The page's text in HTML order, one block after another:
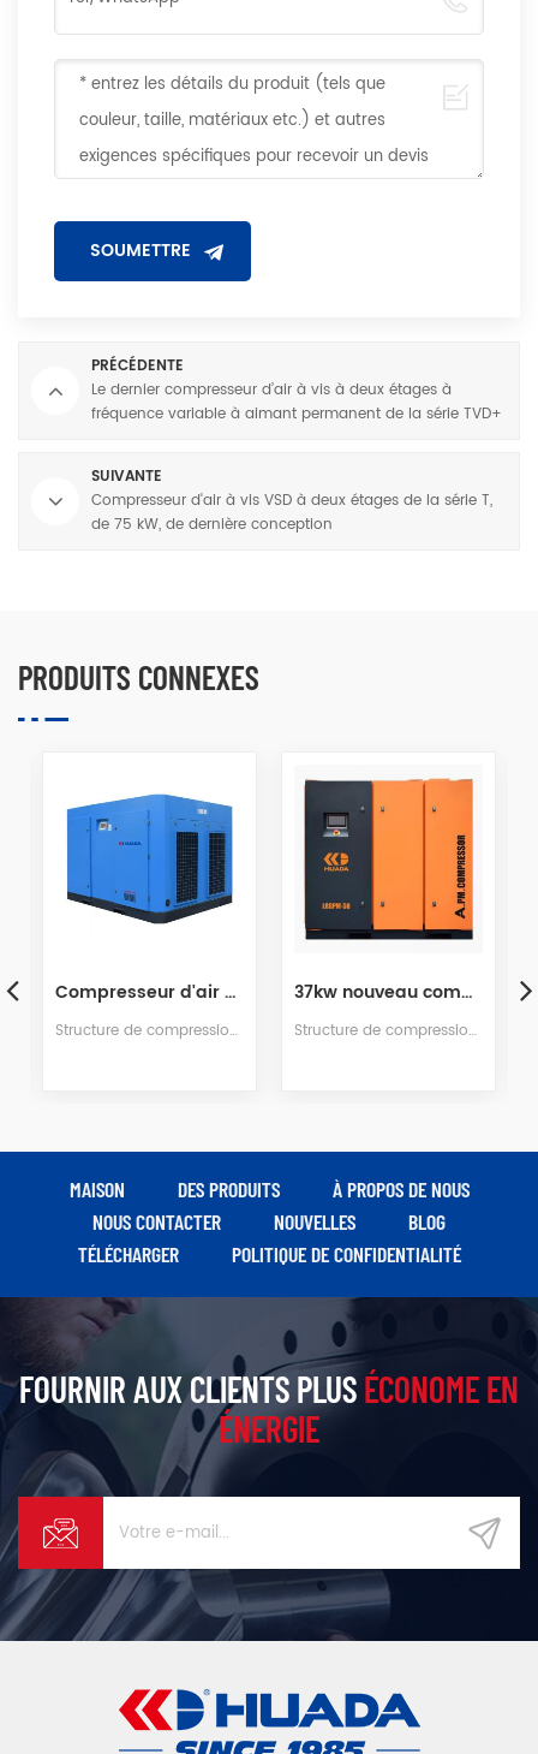
PRÉCÉDENTE
Le dernier compresseur d’air à vis à deux étages à
fréquence variable à aimant permanent de la série TVD+
SUIVANTE
Compresseur d'air à vis VSD à deux étages de la série T,
de 75 kW, de dernière conception
PRODUITS CONNEXES
Compresseur d'air à vis PM à deux étages 175HP
Structure de compression à double étage, plus d'économie d'énergie. Le noyau est la compression à deux niveaux du compresseur d'air à vis d'injection dans la même puissance que la compression à un étage du compresseur d'air à vis d'injection et plus de 12%-23% de volume d'air.
37kw nouveau compresseur d'air à vis à aimant permanent à deux étages
Structure de compression à double étage de 37 kW, plus d'économie d'énergie. La machine à vis à compression et à haute efficacité présente un faible rapport de pression, un plus grand degré de fuite de volume inférieur pour améliorer l'efficacité énergétique. Vitesse de vis inférieure à la vitesse ordinaire et utilisation de plusieurs ressorts d'amortissement, de sorte que l'unité ait une plus grande stabilité.
MAISON DES PRODUITS
À PROPOS DE NOUS
NOUS CONTACTER
NOUVELLES
BLOG
TÉLÉCHARGER
POLITIQUE DE CONFIDENTIALITÉ
FOURNIR AUX CLIENTS PLUSÉCONOME EN
ÉNERGIE